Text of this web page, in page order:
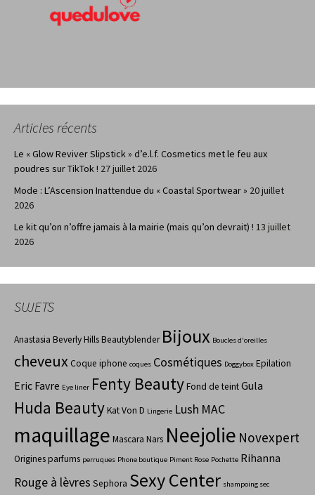
Articles récents
Le « Glow Reviver Slipstick » d’e.l.f. Cosmetics met le feu aux
poudres sur TikTok ! 27 juillet 2026
Mode : L’Ascension Inattendue du « Coastal Sportwear » 20 juillet
2026
Le kit qu’on n’offre jamais à la mairie (mais qu’on devrait) ! 13 juillet
2026
SUJETS
Anastasia Beverly HillsBeautyblender Bijoux Boucles d'oreilles
cheveuxCoque iphone coques Cosmétiques Doggybox Epilation
Eric Favre Eye liner Fenty BeautyFond de teintGula
Huda BeautyKat Von D Lingerie Lush MAC
maquillage Mascara Nars Neejolie Novexpert
Origines parfums perruques Phone boutique Piment Rose Pochette Rihanna
Rouge à lèvres Sephora Sexy Center shampoing sec